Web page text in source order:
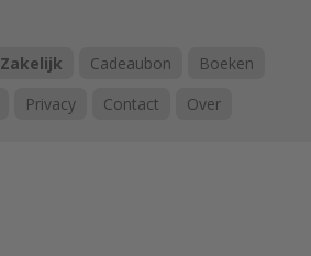
Zakelijk Cadeaubon
Boeken
Privacy Contact Over